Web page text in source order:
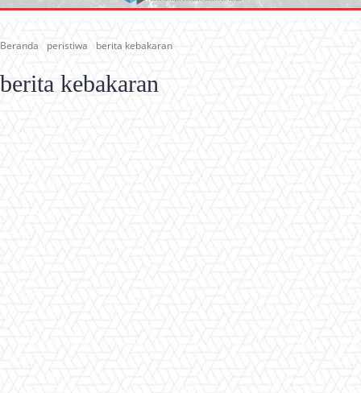
Beranda peristiwa berita kebakaran
berita kebakaran